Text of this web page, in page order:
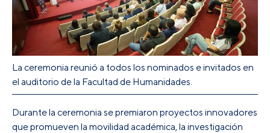
La ceremonia reunió a todos los nominados e invitados en
el auditorio de la Facultad de Humanidades.
Durante la ceremonia se premiaron proyectos innovadores
que promueven la movilidad académica, la investigación